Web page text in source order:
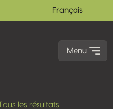
Français
Menu
les résultats